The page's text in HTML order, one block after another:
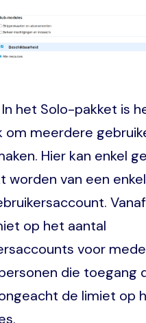
In het Solo-pakket is
om meerdere
Hier kan enkel
worden van een enkel
op het aantal
voor
die toegang
de limiet op